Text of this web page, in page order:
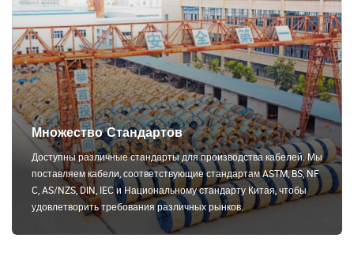
Множество Стандартов
Доступны различные стандарты для производства кабелей. Мы
поставляем кабели, соответствующие стандартам ASTM, BS, NF
C, AS/NZS, DIN, IEC и Национальному стандарту Китая, чтобы
удовлетворить требования различных рынков.